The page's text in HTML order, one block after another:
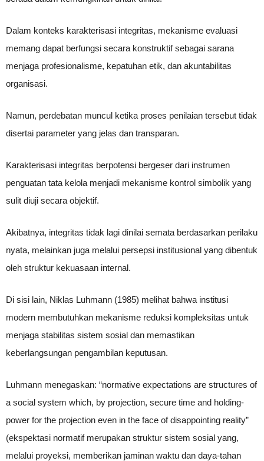
Dalam konteks karakterisasi integritas, mekanisme evaluasi
memang dapat berfungsi secara konstruktif sebagai sarana
menjaga profesionalisme, kepatuhan etik, dan akuntabilitas
organisasi.
Namun, perdebatan muncul ketika proses penilaian tersebut tidak
disertai parameter yang jelas dan transparan.
Karakterisasi integritas berpotensi bergeser dari instrumen
penguatan tata kelola menjadi mekanisme kontrol simbolik yang
sulit diuji secara objektif.
Akibatnya, integritas tidak lagi dinilai semata berdasarkan perilaku
nyata, melainkan juga melalui persepsi institusional yang dibentuk
oleh struktur kekuasaan internal.
Di sisi lain, Niklas Luhmann (1985) melihat bahwa institusi
modern membutuhkan mekanisme reduksi kompleksitas untuk
menjaga stabilitas sistem sosial dan memastikan
keberlangsungan pengambilan keputusan.
Luhmann menegaskan: “normative expectations are structures of
a social system which, by projection, secure time and holding-
power for the projection even in the face of disappointing reality”
(ekspektasi normatif merupakan struktur sistem sosial yang,
melalui proyeksi, memberikan jaminan waktu dan daya-tahan